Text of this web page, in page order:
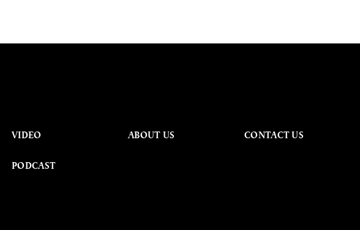
VIDEO
PODCAST
ABOUT US CONTACT US